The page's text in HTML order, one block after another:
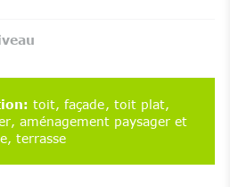
: toit façade toit plat
aménagement paysager et
terrasse